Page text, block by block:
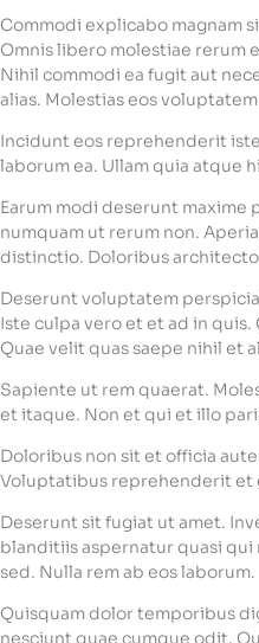
Commodi explicabo magnam
Omnis libero molestiae rerum
Nihil commodi ea fugit aut
alias. Molestias eos
Incidunt eos reprehenderit
laborum ea. Ullam quia atque
Earum modi deserunt maxime
numquam ut rerum non.
distinctio. Doloribus
Deserunt voluptatem
Iste culpa vero et et ad in
Quae velit quas saepe nihil et
Sapiente ut rem quaerat.
et itaque. Non et qui et illo
Doloribus non sit et officia
Voluptatibus reprehenderit et
Deserunt sit fugiat ut amet.
blanditiis aspernatur quasi qui
sed. Nulla rem ab eos laborum.
Quisquam dolor temporibus
nesciunt quae cumque odit.